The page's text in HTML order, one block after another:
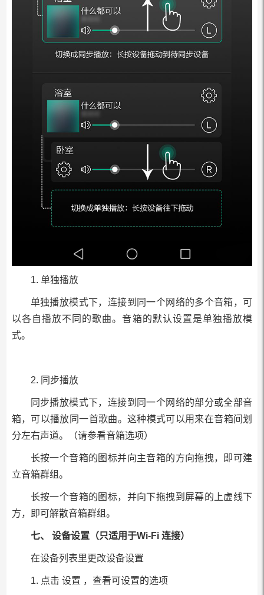
1. 单独播放
单独播放模式下，连接到同一个网络的多个音箱，可
以各自播放不同的歌曲。音箱的默认设置是单独播放模
式。
2. 同步播放
同步播放模式下，连接到同一个网络的部分或全部音
箱，可以播放同一首歌曲。这种模式可以用来在音箱间划
分左右声道。（请参看音箱选项）
长按一个音箱的图标并向主音箱的方向拖拽，即可建
立音箱群组。
长按一个音箱的图标，并向下拖拽到屏幕的上虚线下
方，即可解散音箱群组。
七、 设备设置（只适用于Wi-Fi 连接）
在设备列表里更改设备设置
1. 点击 设置 ，查看可设置的选项